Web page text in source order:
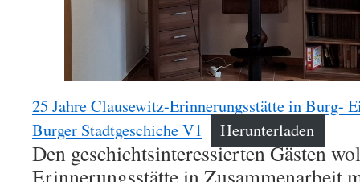
25 Jahre Clausewitz-Erinnerungsstätte in Burg-
Burger Stadtgeschiche V1
Herunterladen
Den geschichtsinteressierten Gästen